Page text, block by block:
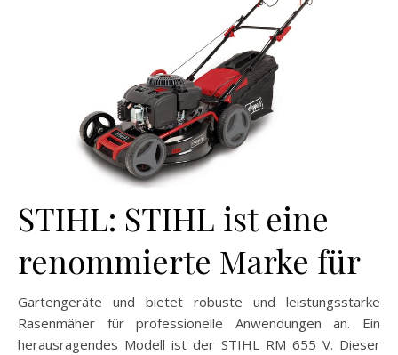
STIHL: STIHL ist eine
renommierte Marke für
Gartengeräte und bietet robuste und leistungsstarke
Rasenmäher für professionelle Anwendungen an. Ein
herausragendes Modell ist der STIHL RM 655 V. Dieser